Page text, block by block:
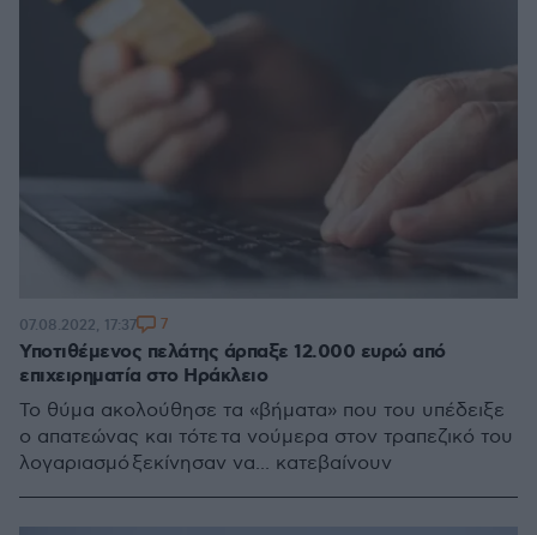
Υποτιθέμενος πελάτης άρπαξε 12.000 ευρώ από
επιχειρηματία στο Ηράκλειο
Το θύμα ακολούθησε τα «βήματα» που του υπέδειξε
ο απατεώνας και τότε τα νούμερα στον τραπεζικό του
λογαριασμό ξεκίνησαν να... κατεβαίνουν
07.08.2022, 17:37 7